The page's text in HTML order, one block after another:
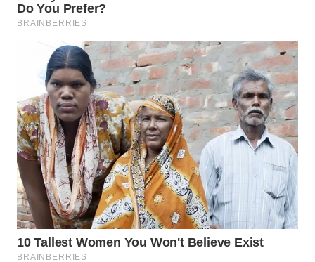
WAHANA
TV
WAHANANEWS
ID
WAHANANEWS
CO ID
WAHANANEWS
NET
WAHANA
SPORT